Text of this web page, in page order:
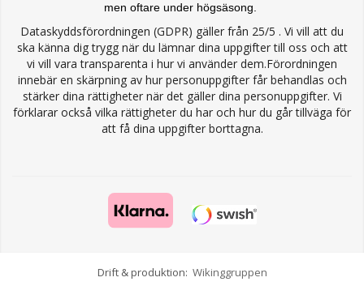
men oftare under högsäsong.
Dataskyddsförordningen (GDPR) gäller från 25/5 . Vi vill att du
ska känna dig trygg när du lämnar dina uppgifter till oss och att
vi vill vara transparenta i hur vi använder dem.Förordningen
innebär en skärpning av hur personuppgifter får behandlas och
stärker dina rättigheter när det gäller dina personuppgifter. Vi
förklarar också vilka rättigheter du har och hur du går tillväga för
att få dina uppgifter borttagna.
Drift & produktion: Wikinggruppen